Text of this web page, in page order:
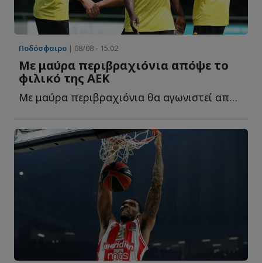
Ποδόσφαιρο | 08/08 - 15:02
Με μαύρα περιβραχιόνια απόψε το
φιλικό της ΑΕΚ
Με μαύρα περιβραχιόνια θα αγωνιστεί απόψε η ΑΕΚ στο φ...